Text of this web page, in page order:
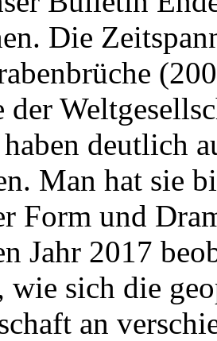
Die
der
deutlich
Man hat sie
Form und
Jahr 2017
wie sich die
an